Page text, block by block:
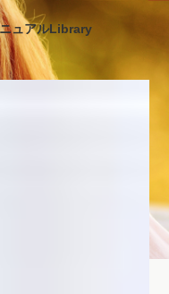
ュアルLibrary